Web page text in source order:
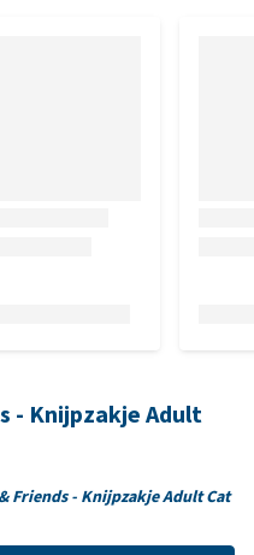
- Knijpzakje Adult
Friends - Knijpzakje Adult Cat